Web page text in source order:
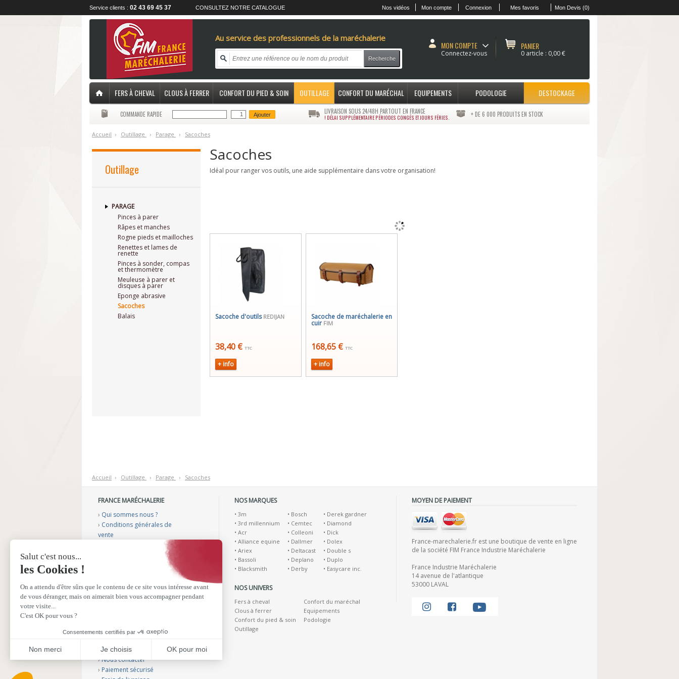
Service clients : 02 43 69 45 37 CONSULTEZ NOTRE CATALOGUE Nos vidéos Mon compte Connexion Mes favoris Mon Devis (0)
Au service des professionnels de la maréchalerie
Recherche
MON COMPTE
Connectez-vous
PANIER
0 article : 0,00 €
FERS À CHEVAL CLOUS À FERRER CONFORT DU PIED & SOIN OUTILLAGE CONFORT DU MARÉCHAL EQUIPEMENTS PODOLOGIE DESTOCKAGE
COMMANDE RAPIDE Ajouter LIVRAISON SOUS 24/48H PARTOUT EN FRANCE
! DÉLAI SUPPLÉMENTAIRE PÉRIODES CONGÉS ET JOURS FÉRIES. + DE 6 000 PRODUITS EN STOCK
Accueil › Outillage › Parage › Sacoches
Outillage
PARAGE
Pinces à parer
Râpes et manches
Rogne pieds et mailloches
Renettes et lames de
renette
Pinces à sonder, compas
et thermomètre
Meuleuse à parer et
disques à parer
Eponge abrasive
Sacoches
Balais
Sacoches
Idéal pour ranger vos outils, une aide supplémentaire dans votre organisation!
Sacoche d'outils REDIJAN
38,40 € TTC
+ info
Sacoche de maréchalerie en
cuir FIM
168,65 € TTC
+ info
Accueil › Outillage › Parage › Sacoches
FRANCE MARÉCHALERIE
› Qui sommes nous ?
› Conditions générales de
vente
›Sélection aménagement
véhicule
SERVICE CLIENTS
›Nous contacter
› Paiement sécurisé
NOS MARQUES
• 3m
• 3rd millennium
• Acr
• Alliance equine
• Ariex
• Bassoli
• Blacksmith
• Bosch
• Cemtec
• Colleoni
• Dallmer
• Deltacast
• Deplano
• Derby
• Derek gardner
• Diamond
• Dick
• Dolex
• Double s
• Duplo
• Easycare inc.
NOS UNIVERS
Fers à cheval
Clous à ferrer
Confort du pied & soin
Outillage
Confort du maréchal
Equipements
Podologie
MOYEN DE PAIEMENT
France-marechalerie.fr est une boutique de vente en ligne
de la société FIM France Industrie Maréchalerie
France Industrie Maréchalerie
14 avenue de l'atlantique
53000 LAVAL